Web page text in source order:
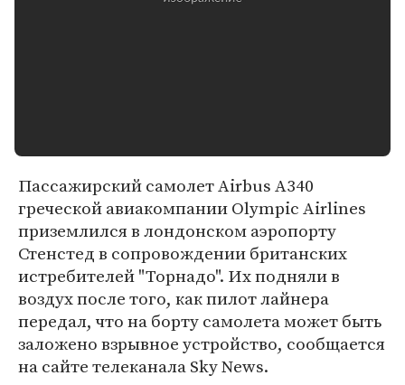
Пассажирский самолет Airbus A340
греческой авиакомпании Olympic Airlines
приземлился в лондонском аэропорту
Стенстед в сопровождении британских
истребителей "Торнадо". Их подняли в
воздух после того, как пилот лайнера
передал, что на борту самолета может быть
заложено взрывное устройство, сообщается
на сайте телеканала Sky News.